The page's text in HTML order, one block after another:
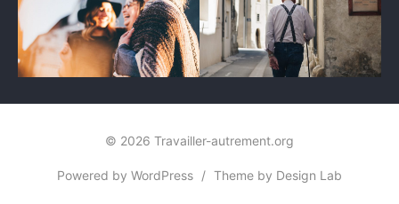
© 2026 Travailler-autrement.org
Powered by WordPress / Theme by Design Lab